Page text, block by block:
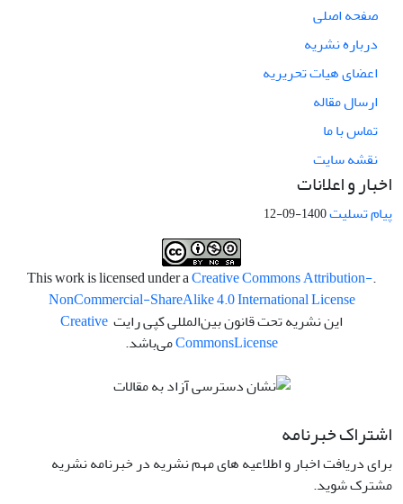
صفحه اصلی
درباره نشریه
اعضای هیات تحریریه
ارسال مقاله
تماس با ما
نقشه سایت
اخبار و اعلانات
پیام تسلیت1400-09-12
.This work is licensed under a
Creative Commons Attribution-
NonCommercial-ShareAlike 4.0 International License
این نشریه تحت قانون بین‌المللی کپی رایت Creative
CommonsLicense می‌باشد.
اشتراک خبرنامه
برای دریافت اخبار و اطلاعیه های مهم نشریه در خبرنامه نشریه
مشترک شوید.